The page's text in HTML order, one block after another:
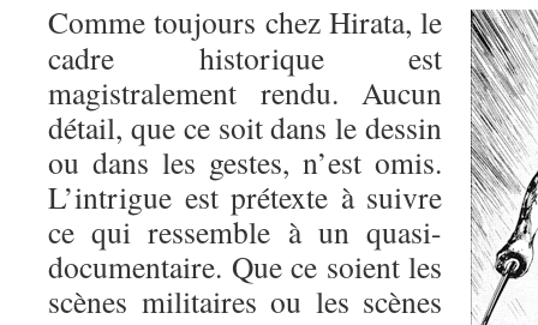
Comme toujours chez Hirata, le
cadre historique est
magistralement rendu. Aucun
détail, que ce soit dans le dessin
ou dans les gestes, n’est omis.
L’intrigue est prétexte à suivre
ce qui ressemble à un quasi-
documentaire. Que ce soient les
scènes militaires ou les scènes